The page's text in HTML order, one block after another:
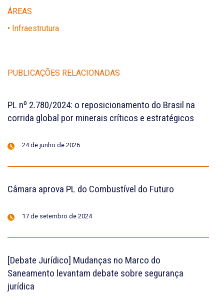
ÁREAS
• Infraestrutura
PUBLICAÇÕES RELACIONADAS
PL nº 2.780/2024: o reposicionamento do Brasil na
corrida global por minerais críticos e estratégicos
24 de junho de 2026
Câmara aprova PL do Combustível do Futuro
17 de setembro de 2024
[Debate Jurídico] Mudanças no Marco do
Saneamento levantam debate sobre segurança
jurídica